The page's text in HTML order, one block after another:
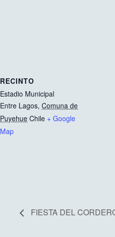
RECINTO
Estadio Municipal
Entre Lagos, Comuna de
Puyehue Chile + Google
Map
FIESTA DEL